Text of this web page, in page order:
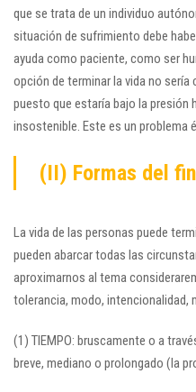
que se trata de un individuo
situación de sufrimiento debe
ayuda como paciente, como ser
opción de terminar la vida no
puesto que estaría bajo la presión
insostenible. Este es un problema
(II) Formas del
La vida de las personas puede
pueden abarcar todas las
aproximarnos al tema
tolerancia, modo, intencionalidad,
(1) TIEMPO: bruscamente o a
breve, mediano o prolongado (la